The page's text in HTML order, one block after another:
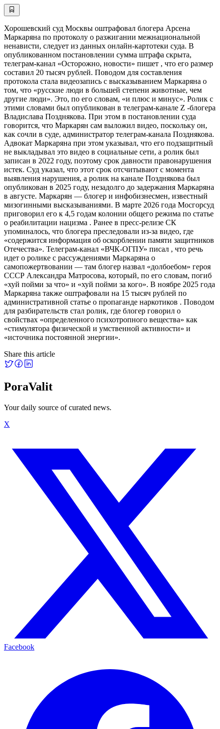
Хорошевский суд Москвы оштрафовал блогера Арсена
Маркаряна по протоколу о разжигании межнациональной
ненависти, следует из данных онлайн-картотеки суда. В
опубликованном постановлении сумма штрафа скрыта,
телеграм-канал «Осторожно, новости» пишет , что его размер
составил 20 тысяч рублей. Поводом для составления
протокола стала видеозапись с высказыванием Маркаряна о
том, что «русские люди в большей степени животные, чем
другие люди». Это, по его словам, «и плюс и минус». Ролик с
этими словами был опубликован в телеграм-канале Z -блогера
Владислава Позднякова. При этом в постановлении суда
говорится, что Маркарян сам выложил видео, поскольку он,
как сочли в суде, администратор телеграм-канала Позднякова.
Адвокат Маркаряна при этом указывал, что его подзащитный
не выкладывал это видео в социальные сети, а ролик был
записан в 2022 году, поэтому срок давности правонарушения
истек. Суд указал, что этот срок отсчитывают с момента
выявления нарушения, а ролик на канале Позднякова был
опубликован в 2025 году, незадолго до задержания Маркаряна
в августе. Маркарян — блогер и инфобизнесмен, известный
мизогинными высказываниями. В марте 2026 года Мосгорсуд
приговорил его к 4,5 годам колонии общего режима по статье
о реабилитации нацизма . Ранее в пресс-релизе СК
упоминалось, что блогера преследовали из-за видео, где
«содержится информация об оскорблении памяти защитников
Отечества». Телеграм-канал «ВЧК-ОГПУ» писал , что речь
идет о ролике с рассуждениями Маркаряна о
самопожертвовании — там блогер назвал «долбоебом» героя
СССР Александра Матросова, который, по его словам, погиб
«хуй пойми за что» и «хуй пойми за кого». В ноябре 2025 года
Маркаряна также оштрафовали на 15 тысяч рублей по
административной статье о пропаганде наркотиков . Поводом
для разбирательств стал ролик, где блогер говорил о
свойствах «определенного психотропного вещества» как
«стимулятора физической и умственной активности» и
«источника постоянной энергии».
Share this article
PoraValit
Your daily source of curated news.
X
Facebook